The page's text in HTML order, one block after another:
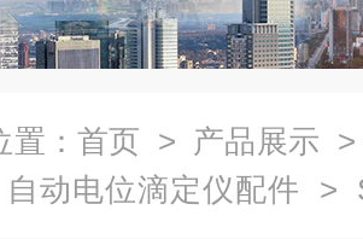
： 首页 > 产品展示
自动电位滴定仪配件 >